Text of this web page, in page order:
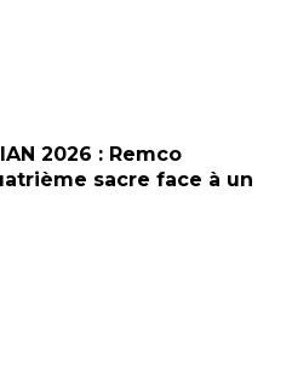
2026 : Remco
sacre face à un